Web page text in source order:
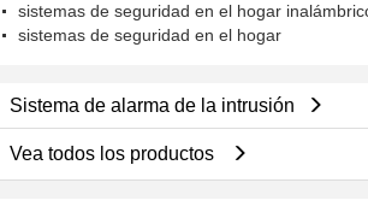
sistemas de seguridad en el hogar
sistemas de seguridad en el hogar
Sistema de alarma de la intrusión
Vea todos los productos